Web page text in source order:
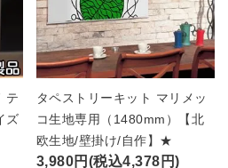
テ
ズ
タペストリーキット マリメッ
コ生地専用（1480mm）【北
欧生地/壁掛け/自作】★
3,980円(税込4,378円)